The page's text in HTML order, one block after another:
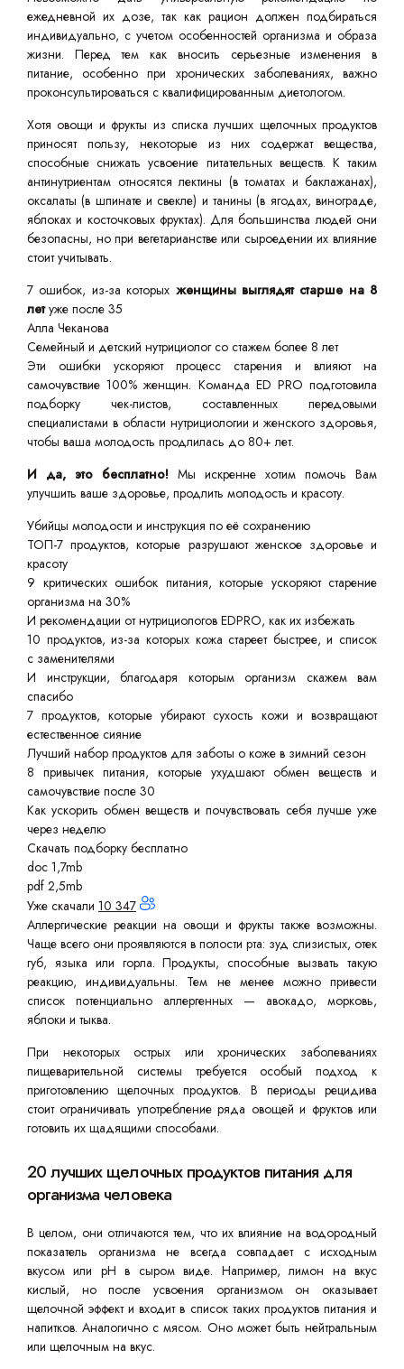
ежедневной их дозе, так как рацион должен подбираться
индивидуально, с учетом особенностей организма и образа
жизни. Перед тем как вносить серьезные изменения в
питание, особенно при хронических заболеваниях, важно
проконсультироваться с квалифицированным диетологом.
Хотя овощи и фрукты из списка лучших щелочных продуктов
приносят пользу, некоторые из них содержат вещества,
способные снижать усвоение питательных веществ. К таким
антинутриентам относятся лектины (в томатах и баклажанах),
оксалаты (в шпинате и свекле) и танины (в ягодах, винограде,
яблоках и косточковых фруктах). Для большинства людей они
безопасны, но при вегетарианстве или сыроедении их влияние
стоит учитывать.
7 ошибок, из-за которых женщины выглядят старше на 8
летуже после 35
Алла Чеканова
Семейный и детский нутрициолог со стажем более 8 лет
Эти ошибки ускоряют процесс старения и влияют на
самочувствие 100% женщин. Команда ED PRO подготовила
подборку чек-листов, составленных передовыми
специалистами в области нутрициологии и женского здоровья,
чтобы ваша молодость продлилась до 80+ лет.
И да, это бесплатно! Мы искренне хотим помочь Вам
улучшить ваше здоровье, продлить молодость и красоту.
Убийцы молодости и инструкция по её сохранению
ТОП-7 продуктов, которые разрушают женское здоровье и
красоту
9 критических ошибок питания, которые ускоряют старение
организма на 30%
И рекомендации от нутрициологов EDPRO, как их избежать
10 продуктов, из-за которых кожа стареет быстрее, и список
с заменителями
И инструкции, благодаря которым организм скажем вам
спасибо
7 продуктов, которые убирают сухость кожи и возвращают
естественное сияние
Лучший набор продуктов для заботы о коже в зимний сезон
8 привычек питания, которые ухудшают обмен веществ и
самочувствие после 30
Как ускорить обмен веществ и почувствовать себя лучше уже
через неделю
Скачать подборку бесплатно
doc 1,7mb
pdf 2,5mb
Уже скачали 10 347
Аллергические реакции на овощи и фрукты также возможны.
Чаще всего они проявляются в полости рта: зуд слизистых, отек
губ, языка или горла. Продукты, способные вызвать такую
реакцию, индивидуальны. Тем не менее можно привести
список потенциально аллергенных — авокадо, морковь,
яблоки и тыква.
При некоторых острых или хронических заболеваниях
пищеварительной системы требуется особый подход к
приготовлению щелочных продуктов. В периоды рецидива
стоит ограничивать употребление ряда овощей и фруктов или
готовить их щадящими способами.
20 лучших щелочных продуктов питания для
организма человека
В целом, они отличаются тем, что их влияние на водородный
показатель организма не всегда совпадает с исходным
вкусом или pH в сыром виде. Например, лимон на вкус
кислый, но после усвоения организмом он оказывает
щелочной эффект и входит в список таких продуктов питания и
напитков. Аналогично с мясом. Оно может быть нейтральным
или щелочным на вкус.